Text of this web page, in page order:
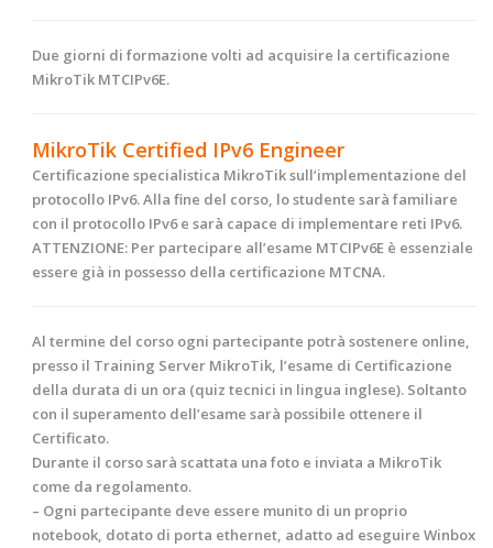
Due giorni di formazione volti ad acquisire la certificazione
MikroTik MTCIPv6E.
MikroTik Certified IPv6 Engineer
Certificazione specialistica MikroTik sull’implementazione del
protocollo IPv6. Alla fine del corso, lo studente sarà familiare
con il protocollo IPv6 e sarà capace di implementare reti IPv6.
ATTENZIONE: Per partecipare all’esame MTCIPv6E è essenziale
essere già in possesso della certificazione MTCNA.
Al termine del corso ogni partecipante potrà sostenere online,
presso il Training Server MikroTik, l’esame di Certificazione
della durata di un ora (quiz tecnici in lingua inglese). Soltanto
con il superamento dell’esame sarà possibile ottenere il
Certificato.
Durante il corso sarà scattata una foto e inviata a MikroTik
come da regolamento.
– Ogni partecipante deve essere munito di un proprio
notebook, dotato di porta ethernet, adatto ad eseguire Winbox